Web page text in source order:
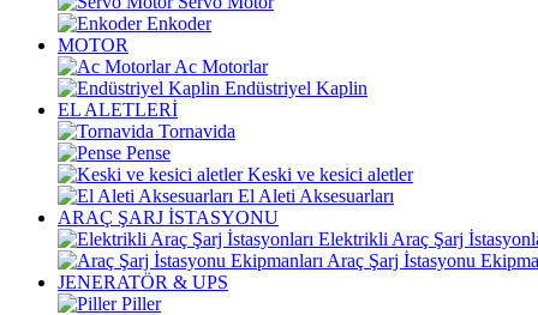
Enkoder
MOTOR
Ac Motorlar
Endüstriyel Kaplin
EL ALETLERİ
Tornavida
Pense
Keski ve kesici aletler
El Aleti Aksesuarları
ARAÇ ŞARJ İSTASYONU
Elektrikli Araç Şarj
Araç Şarj İstasyonu
JENERATÖR & UPS
Piller